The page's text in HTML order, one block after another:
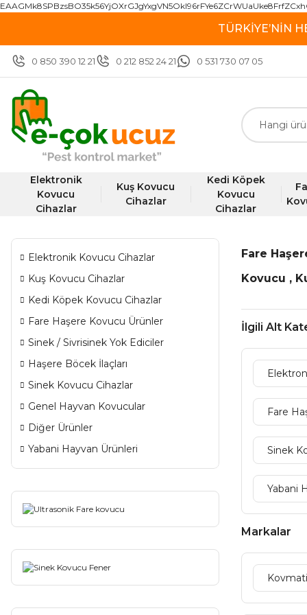
TÜRKİYE’NİN
0 850 390 12 21 0 212 852 24 21 0 531 730 07 05
Elektronik
Kovucu
Cihazlar
Kuş Kovucu
Cihazlar
Kedi Köpek
Kovucu
Cihazlar
Elektronik Kovucu Cihazlar
Kuş Kovucu Cihazlar
Kedi Köpek Kovucu Cihazlar
Fare Haşere Kovucu Ürünler
Sinek / Sivrisinek Yok Ediciler
Haşere Böcek İlaçları
Sinek Kovucu Cihazlar
Genel Hayvan Kovucular
Diğer Ürünler
Yabani Hayvan Ürünleri
Fare
Kovucu ,
İlgili Alt
Fare
Sinek
Yabani
Markalar